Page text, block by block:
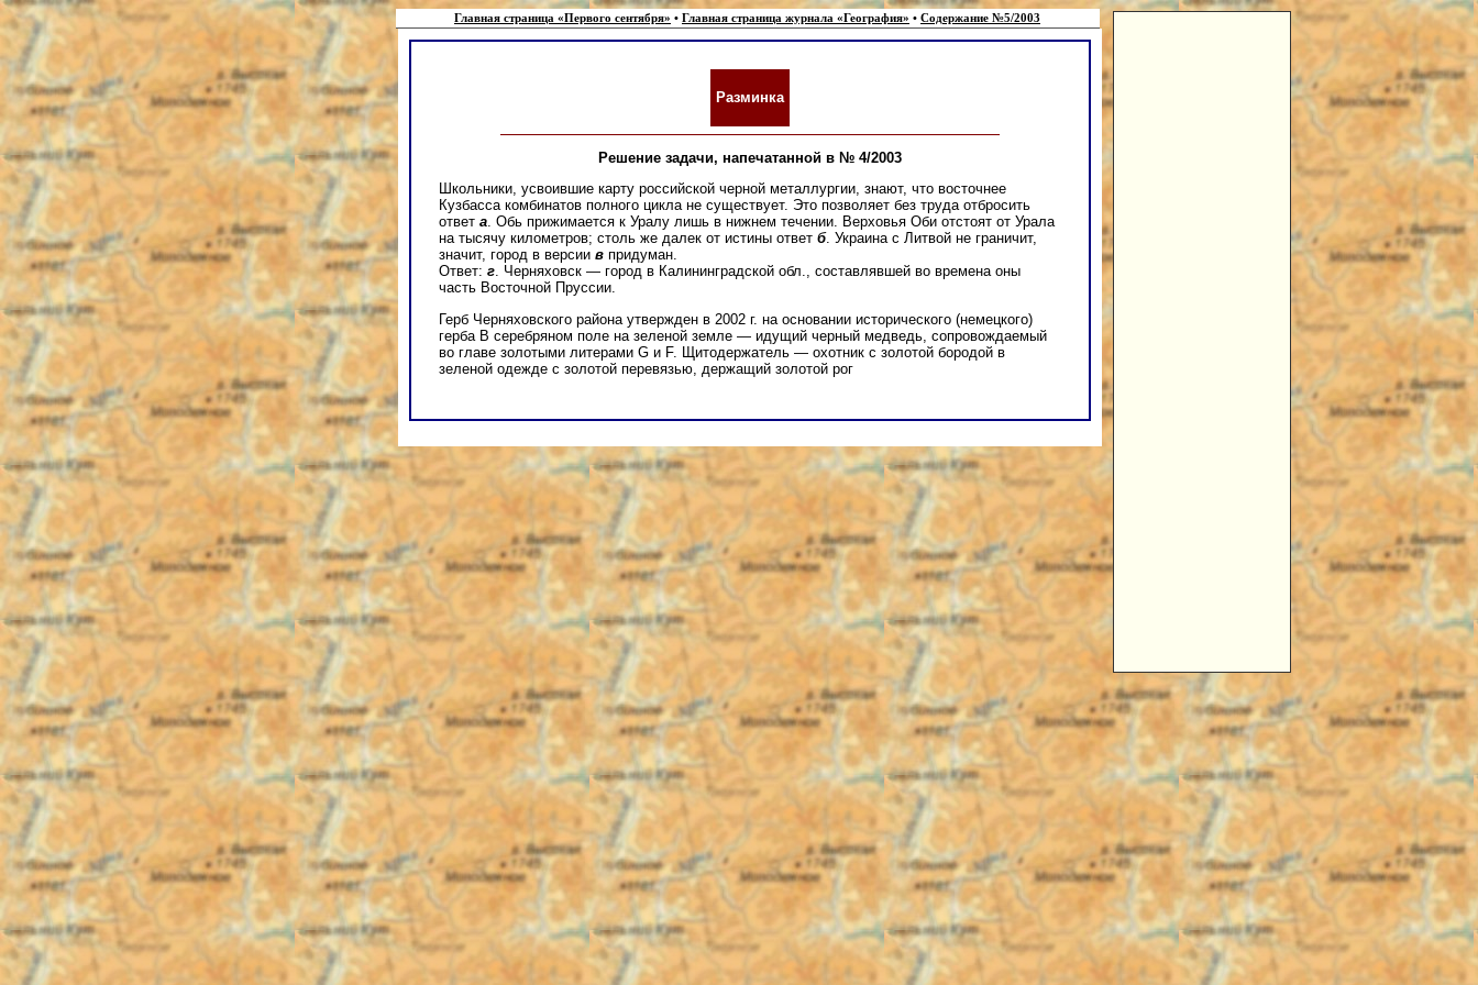
Главная страница «Первого сентября» • Главная страница журнала «География» • Содержание №5/2003
Разминка
Решение задачи, напечатанной в № 4/2003
Школьники, усвоившие карту российской черной металлургии, знают, что восточнее
Кузбасса комбинатов полного цикла не существует. Это позволяет без труда отбросить
ответ а. Обь прижимается к Уралу лишь в нижнем течении. Верховья Оби отстоят от Урала
на тысячу километров; столь же далек от истины ответ б. Украина с Литвой не граничит,
значит, город в версии в придуман.
Ответ: г. Черняховск — город в Калининградской обл., составлявшей во времена оны
часть Восточной Пруссии.
Герб Черняховского района утвержден в 2002 г. на основании исторического (немецкого)
герба В серебряном поле на зеленой земле — идущий черный медведь, сопровождаемый
во главе золотыми литерами G и F. Щитодержатель — охотник с золотой бородой в
зеленой одежде с золотой перевязью, держащий золотой рог